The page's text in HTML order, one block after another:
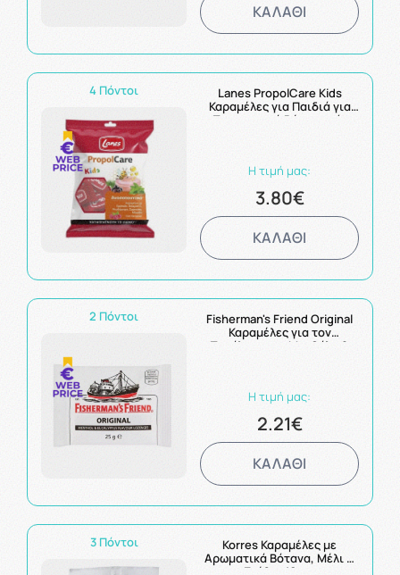
ΚΑΛΑΘΙ
4 Πόντοι
Lanes PropolCare Kids
Καραμέλες για Παιδιά για
Παραγωγικό Βήχα χωρίς
Η τιμή μας:
3.80€
ΚΑΛΑΘΙ
2 Πόντοι
Fisherman's Friend Original
Καραμέλες για τον
Πονόλαιμο με Μενθόλη &
Η τιμή μας:
2.21€
ΚΑΛΑΘΙ
3 Πόντοι
Korres Καραμέλες με
Αρωματικά Βότανα, Μέλι &
Στέβια 16τμχ